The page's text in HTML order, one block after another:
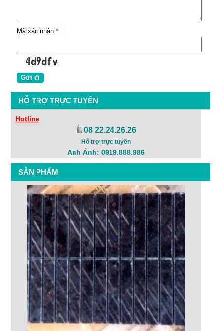
Mã xác nhận *
HỖ TRỢ TRỰC TUYẾN
Hotline
08 22.24.26.26
Hỗ trợ trực tuyến
Anh Ánh: 0919.888.986
SẢN PHẨM